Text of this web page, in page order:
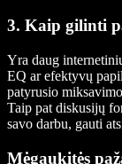
3. Kaip gilinti
Yra daug
EQ ar efektyvų
patyrusio
Taip pat diskusijų
savo darbu, gauti
Mėgaukitės